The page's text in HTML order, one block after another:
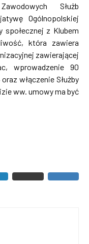
Służb
Ogólnopolskiej
społecznej z Klubem
która zawiera
zawierającej
wprowadzenie 90
włączenie Służby
ww. umowy ma być